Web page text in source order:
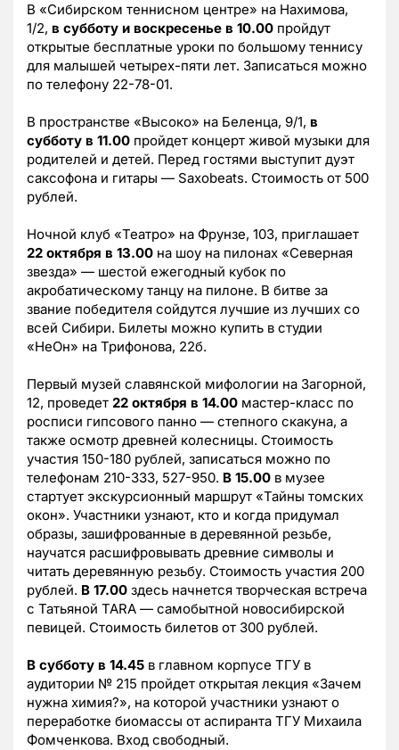
В «Сибирском теннисном центре» на Нахимова,
1/2, в субботу и воскресенье в 10.00 пройдут
открытые бесплатные уроки по большому теннису
для малышей четырех-пяти лет. Записаться можно
по телефону 22-78-01.
В пространстве «Высоко» на Беленца, 9/1, в
субботу в 11.00 пройдет концерт живой музыки для
родителей и детей. Перед гостями выступит дуэт
саксофона и гитары — Saxobeats. Стоимость от 500
рублей.
Ночной клуб «Театро» на Фрунзе, 103, приглашает
22 октября в 13.00 на шоу на пилонах «Северная
звезда» — шестой ежегодный кубок по
акробатическому танцу на пилоне. В битве за
звание победителя сойдутся лучшие из лучших со
всей Сибири. Билеты можно купить в студии
«НеОн» на Трифонова, 22б.
Первый музей славянской мифологии на Загорной,
12, проведет 22 октября в 14.00 мастер-класс по
росписи гипсового панно — степного скакуна, а
также осмотр древней колесницы. Стоимость
участия 150-180 рублей, записаться можно по
телефонам 210-333, 527-950. В 15.00 в музее
стартует экскурсионный маршрут «Тайны томских
окон». Участники узнают, кто и когда придумал
образы, зашифрованные в деревянной резьбе,
научатся расшифровывать древние символы и
читать деревянную резьбу. Стоимость участия 200
рублей. В 17.00 здесь начнется творческая встреча
с Татьяной TARA — самобытной новосибирской
певицей. Стоимость билетов от 300 рублей.
В субботу в 14.45 в главном корпусе ТГУ в
аудитории № 215 пройдет открытая лекция «Зачем
нужна химия?», на которой участники узнают о
переработке биомассы от аспиранта ТГУ Михаила
Фомченкова. Вход свободный.